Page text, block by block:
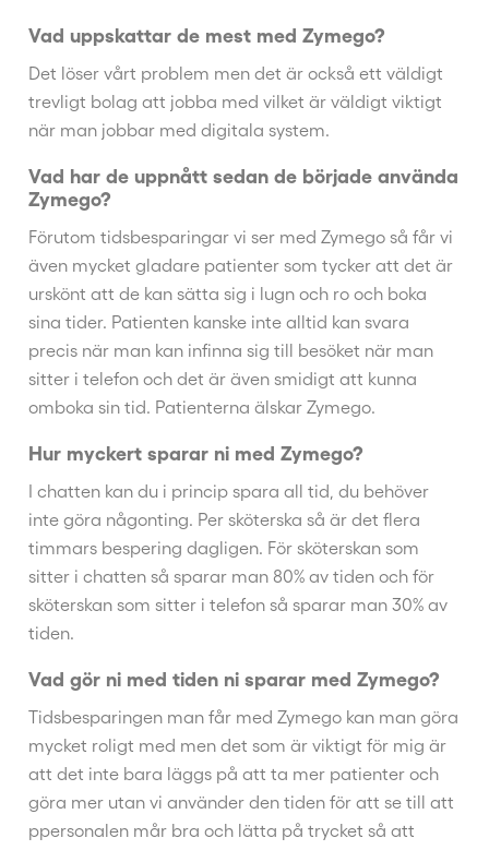
Vad uppskattar de mest med Zymego?
Det löser vårt problem men det är också ett väldigt
trevligt bolag att jobba med vilket är väldigt viktigt
när man jobbar med digitala system.
Vad har de uppnått sedan de började använda
Zymego?
Förutom tidsbesparingar vi ser med Zymego så får vi
även mycket gladare patienter som tycker att det är
urskönt att de kan sätta sig i lugn och ro och boka
sina tider. Patienten kanske inte alltid kan svara
precis när man kan infinna sig till besöket när man
sitter i telefon och det är även smidigt att kunna
omboka sin tid. Patienterna älskar Zymego.
Hur myckert sparar ni med Zymego?
I chatten kan du i princip spara all tid, du behöver
inte göra någonting. Per sköterska så är det flera
timmars bespering dagligen. För sköterskan som
sitter i chatten så sparar man 80% av tiden och för
sköterskan som sitter i telefon så sparar man 30% av
tiden.
Vad gör ni med tiden ni sparar med Zymego?
Tidsbesparingen man får med Zymego kan man göra
mycket roligt med men det som är viktigt för mig är
att det inte bara läggs på att ta mer patienter och
göra mer utan vi använder den tiden för att se till att
ppersonalen mår bra och lätta på trycket så att